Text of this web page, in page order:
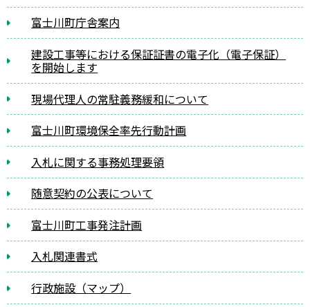
富士川町庁舎案内
建設工事等における保証証書の電子化（電子保証）
を開始します
現場代理人の常駐義務緩和について
富士川町環境保全率先行動計画
入札に関する事務処理要領
随意契約の公表について
富士川町工事発注計画
入札関連書式
行政施設（マップ）